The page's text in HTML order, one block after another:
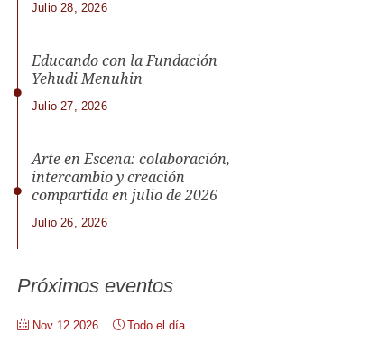
Julio 28, 2026
Educando con la Fundación
Yehudi Menuhin
Julio 27, 2026
Arte en Escena: colaboración,
intercambio y creación
compartida en julio de 2026
Julio 26, 2026
Próximos eventos
Nov 12 2026 Todo el día